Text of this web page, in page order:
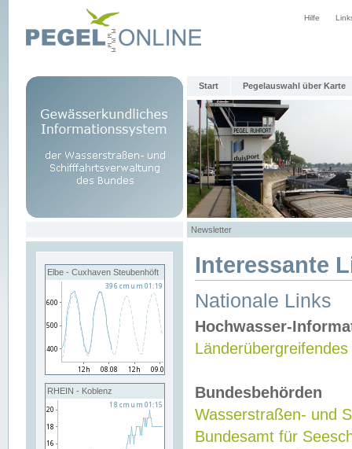
Hilfe
Start Pegelauswahl über Karte
Newsletter
Elbe - Cuxhaven Steubenhöft
RHEIN - Koblenz
Interessante
Nationale Links
Hochwasser-
Bundesbehörden
Wasserstraßen- und
Bundesamt für